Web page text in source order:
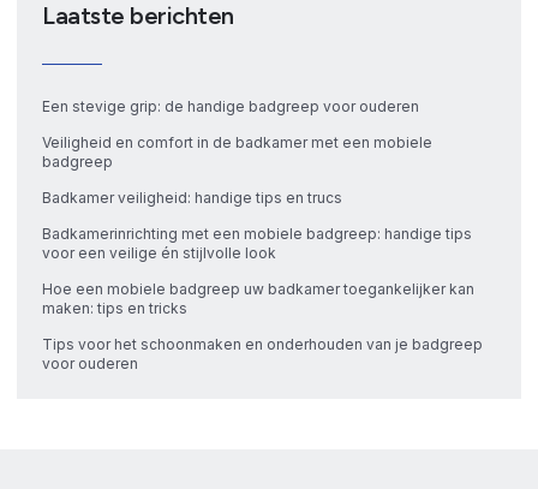
Laatste berichten
Een stevige grip: de handige badgreep voor ouderen
Veiligheid en comfort in de badkamer met een mobiele
badgreep
Badkamer veiligheid: handige tips en trucs
Badkamerinrichting met een mobiele badgreep: handige tips
voor een veilige én stijlvolle look
Hoe een mobiele badgreep uw badkamer toegankelijker kan
maken: tips en tricks
Tips voor het schoonmaken en onderhouden van je badgreep
voor ouderen